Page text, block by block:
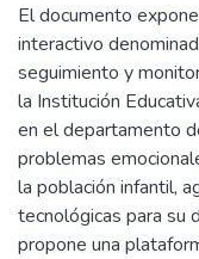
El documento
interactivo
seguimiento y
la Institución
en el departamento
problemas
la población infantil,
tecnológicas para su
propone una